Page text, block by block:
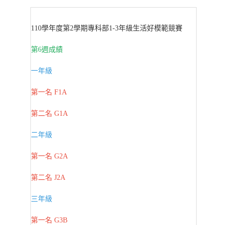
110學年度第2學期專科部1-3年級生活好模範競賽
第6週成績
一年級
第一名 F1A
第二名 G1A
二年級
第一名 G2A
第二名 J2A
三年級
第一名 G3B